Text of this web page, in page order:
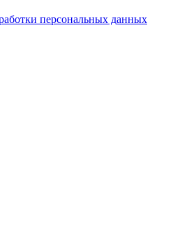
персональных данных